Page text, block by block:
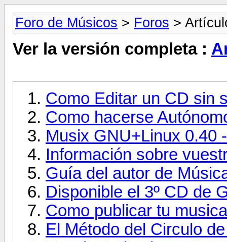
Foro de Músicos > Foros >
Ver la versión completa :
Como Editar un CD sin
Como hacerse
Musix GNU+Linux 0.40
Información sobre
Guía del autor de
Disponible el 3º CD de
Como publicar tu
El Método del Circulo